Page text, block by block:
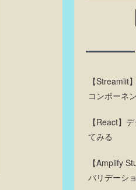
【Streamlit
コンポーネ
【React】
てみる
【Amplify
バリデーシ